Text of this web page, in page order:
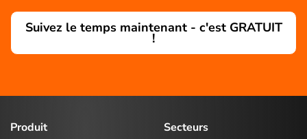
Suivez le temps maintenant - c'est GRATUIT
!
Produit
Secteurs